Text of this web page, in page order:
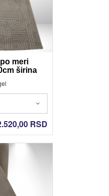
meri
širina
RSD